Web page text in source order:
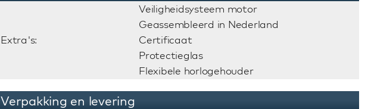
Extra's:
Veiligheidsysteem motor
Geassembleerd in Nederland
Certificaat
Protectieglas
Flexibele horlogehouder
Verpakking en levering